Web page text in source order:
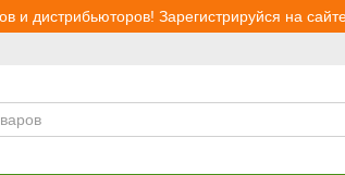
и дистрибьюторов! Зарегистрируйся на